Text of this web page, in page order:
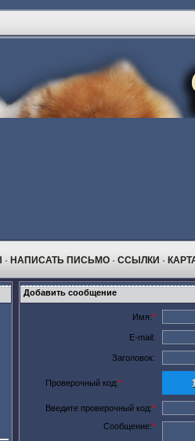
НАПИСАТЬ ПИСЬМО ССЫЛКИ
Добавить сообщение
Имя:*
E-mail:
Заголовок:
Проверочный код:*
Введите проверочный код:*
Сообщение:*